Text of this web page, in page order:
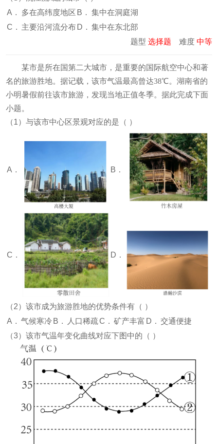
A．
多在高纬度地区 B． 集中在洞庭湖
C． 主要沿河流分布 D． 集中在东北部
题型 选择题 难度 中等
某市是所在国第二大城市，是重要的国际航空中心和著
名的旅游胜地。据记载，该市气温最高曾达38℃。湖南省的
小明暑假前往该市旅游，发现当地正值冬季。据此完成下面
小题。
（1）与该市中心区景观对应的是（ ）
A． B．
C． D．
（2）该市成为旅游胜地的优势条件有（ ）
A． 气候寒冷 B． 人口稀疏C． 矿产丰富 D． 交通便捷
（3）该市气温年变化曲线对应下图中的（ ）